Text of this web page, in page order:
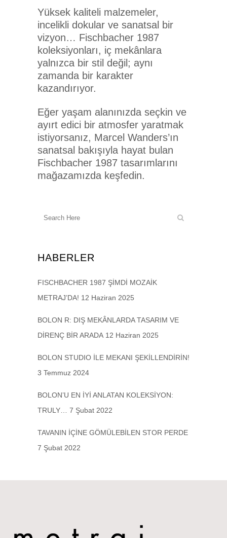
Yüksek kaliteli malzemeler,
incelikli dokular ve sanatsal bir
vizyon… Fischbacher 1987
koleksiyonları, iç mekânlara
yalnızca bir stil değil; aynı
zamanda bir karakter
kazandırıyor.
Eğer yaşam alanınızda seçkin ve
ayırt edici bir atmosfer yaratmak
istiyorsanız, Marcel Wanders’ın
sanatsal bakışıyla hayat bulan
Fischbacher 1987 tasarımlarını
mağazamızda keşfedin.
HABERLER
FISCHBACHER 1987 ŞİMDİ MOZAİK
METRAJ’DA! 12 Haziran 2025
BOLON R: DIŞ MEKÂNLARDA TASARIM VE
DİRENÇ BİR ARADA 12 Haziran 2025
BOLON STUDIO İLE MEKANI ŞEKİLLENDİRİN!
3 Temmuz 2024
BOLON’U EN İYİ ANLATAN KOLEKSİYON:
TRULY… 7 Şubat 2022
TAVANIN İÇİNE GÖMÜLEBİLEN STOR PERDE
7 Şubat 2022